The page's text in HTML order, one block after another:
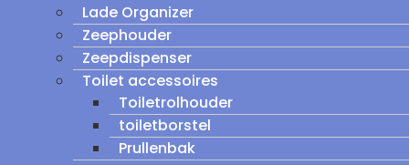
Lade Organizer
Zeephouder
Zeepdispenser
Toilet accessoires
Toiletrolhouder
toiletborstel
Prullenbak